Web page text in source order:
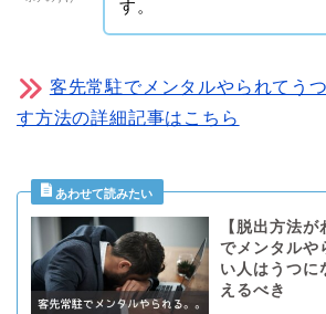
す。
客先常駐でメンタルやられてう
す方法の詳細記事はこちら
【脱出方法
でメンタルや
い人はうつに
えるべき